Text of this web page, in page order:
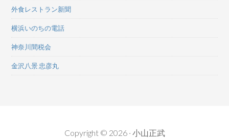
外食レストラン新聞
横浜いのちの電話
神奈川間税会
金沢八景 忠彦丸
Copyright © 2026 · 小山正武